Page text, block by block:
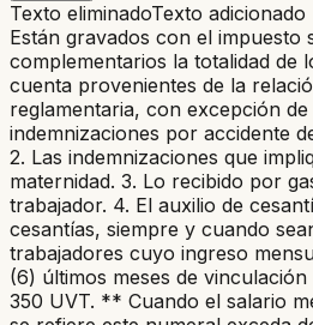
Texto eliminadoTexto adicionado
Están gravados con el impuesto
complementarios la totalidad de
cuenta provenientes de la
reglamentaria, con excepción de
indemnizaciones por accidente
2. Las indemnizaciones que
maternidad. 3. Lo recibido por
trabajador. 4. El auxilio de
cesantías, siempre y cuando
trabajadores cuyo ingreso
(6) últimos meses de
350 UVT. ** Cuando el salario